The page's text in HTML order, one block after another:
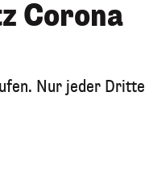
Corona
Nur jeder Dritte